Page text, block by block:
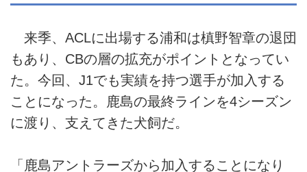
来季、ACLに出場する浦和は槙野智章の退団
もあり、CBの層の拡充がポイントとなってい
た。今回、J1でも実績を持つ選手が加入する
ことになった。鹿島の最終ラインを4シーズン
に渡り、支えてきた犬飼だ。
「鹿島アントラーズから加入することになり